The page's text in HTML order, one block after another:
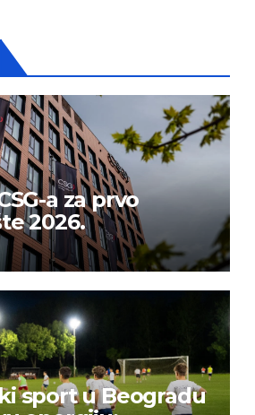
a za prvo
2026.
sport u Beogradu